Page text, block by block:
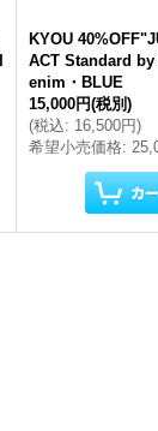
KYOU
ACT Standard
enim・BLUE
15,000円(税別)
(税込: 16,500円)
希望小売価格: